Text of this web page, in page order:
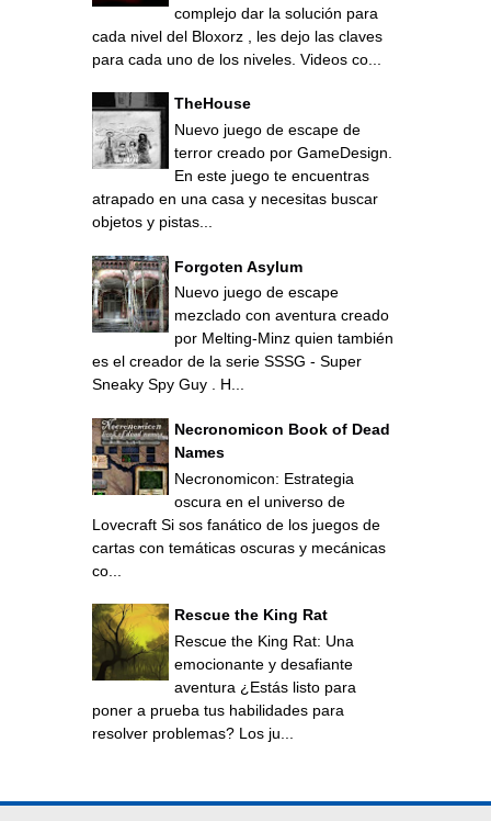
complejo dar la solución para
cada nivel del Bloxorz , les dejo las claves
para cada uno de los niveles. Videos co...
TheHouse
Nuevo juego de escape de
terror creado por GameDesign.
En este juego te encuentras
atrapado en una casa y necesitas buscar
objetos y pistas...
Forgoten Asylum
Nuevo juego de escape
mezclado con aventura creado
por Melting-Minz quien también
es el creador de la serie SSSG - Super
Sneaky Spy Guy . H...
Necronomicon Book of Dead
Names
Necronomicon: Estrategia
oscura en el universo de
Lovecraft Si sos fanático de los juegos de
cartas con temáticas oscuras y mecánicas
co...
Rescue the King Rat
Rescue the King Rat: Una
emocionante y desafiante
aventura ¿Estás listo para
poner a prueba tus habilidades para
resolver problemas? Los ju...